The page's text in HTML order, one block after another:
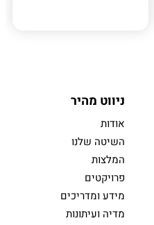
ניווט מהיר
אודות
השיטה שלנו
המלצות
פרויקטים
מידע ומדריכים
מדיה ועיתונות